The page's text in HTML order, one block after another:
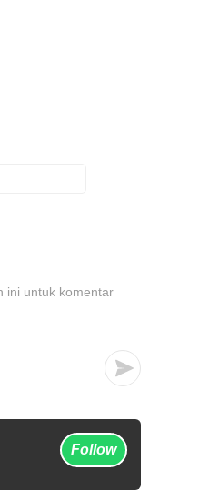
ini untuk komentar
Follow